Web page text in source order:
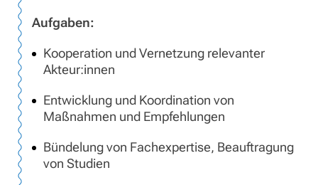
Aufgaben:
Kooperation und Vernetzung relevanter
Akteur:innen
Entwicklung und Koordination von
Maßnahmen und Empfehlungen
Bündelung von Fachexpertise, Beauftragung
von Studien